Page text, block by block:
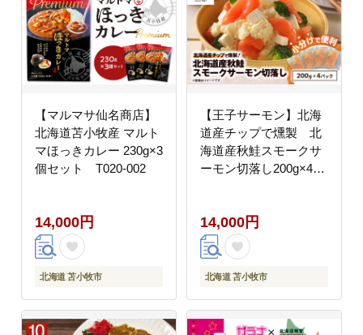
【マルマサ仙名商店】
北海道苫小牧産 マルト
マほっきカレー 230g×3
個セット T020-002
14,000円
北海道 苫小牧市
【王子サーモン】北海
道産チップで燻製 北
海道産秋鮭スモークサ
ーモン切落し200g×4個
14,000円
北海道 苫小牧市